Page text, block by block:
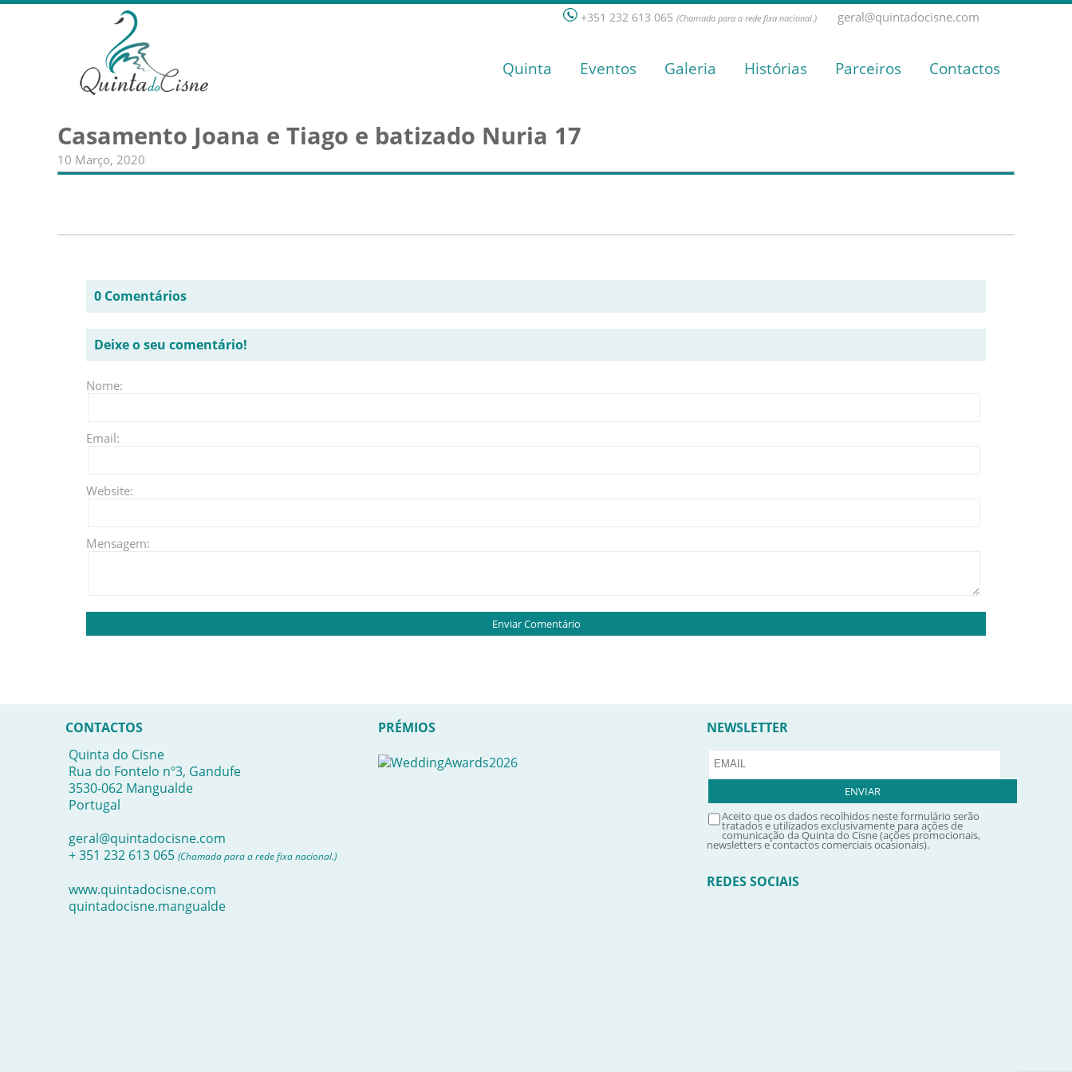
+351 232 613 065 (Chamada para a rede fixa nacional.) geral@quintadocisne.com
Quinta Eventos Galeria Histórias Parceiros Contactos
Casamento Joana e Tiago e batizado Nuria 17
10 Março, 2020
0 Comentários
Deixe o seu comentário!
Nome:
Email:
Website:
Mensagem:
CONTACTOS
Quinta do Cisne
Rua do Fontelo nº3, Gandufe
3530-062 Mangualde
Portugal
geral@quintadocisne.com
+ 351 232 613 065 (Chamada para a rede fixa nacional.)
www.quintadocisne.com
quintadocisne.mangualde
PRÉMIOS NEWSLETTER
Aceito que os dados recolhidos neste formulário serão
tratados e utilizados exclusivamente para ações de
comunicação da Quinta do Cisne (ações promocionais,
newsletters e contactos comerciais ocasionais).
REDES SOCIAIS